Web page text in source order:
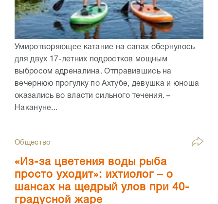
Умиротворяющее катание на сапах обернулось
для двух 17-летних подростков мощным
выбросом адреналина. Отправившись на
вечернюю прогулку по Ахтубе, девушка и юноша
оказались во власти сильного течения. –
Накануне...
Общество
«Из-за цветения воды рыба
просто уходит»: ихтиолог – о
шансах на щедрый улов при 40-
градусной жаре